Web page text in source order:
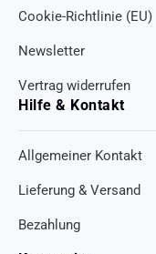
Cookie-Richtlinie (EU)
Newsletter
Vertrag widerrufen
Hilfe & Kontakt
Allgemeiner Kontakt
Lieferung & Versand
Bezahlung